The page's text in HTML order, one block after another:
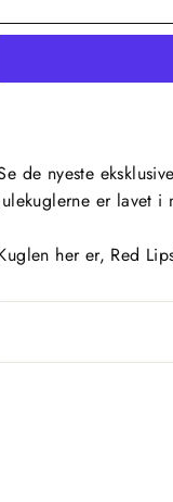
de nyeste
er lavet
her er, Red